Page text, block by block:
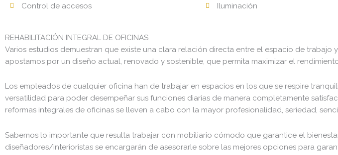
Control de accesos
Iluminación
REHABILITACIÓN INTEGRAL DE OFICINAS
Varios estudios demuestran que existe una clara relación directa entre el espacio de trabajo
apostamos por un diseño actual, renovado y sostenible, que permita maximizar el
Los empleados de cualquier oficina han de trabajar en espacios en los que se respire
versatilidad para poder desempeñar sus funciones diarias de manera completamente
reformas integrales de oficinas se lleven a cabo con la mayor profesionalidad, seriedad,
Sabemos lo importante que resulta trabajar con mobiliario cómodo que garantice el
diseñadores/interioristas se encargarán de asesorarle sobre las mejores opciones para